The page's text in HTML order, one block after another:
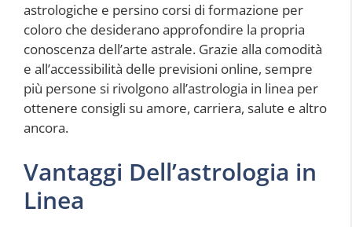
astrologiche e persino corsi di formazione per
coloro che desiderano approfondire la propria
conoscenza dell’arte astrale. Grazie alla comodità
e all’accessibilità delle previsioni online, sempre
più persone si rivolgono all’astrologia in linea per
ottenere consigli su amore, carriera, salute e altro
ancora.
Vantaggi Dell’astrologia in
Linea